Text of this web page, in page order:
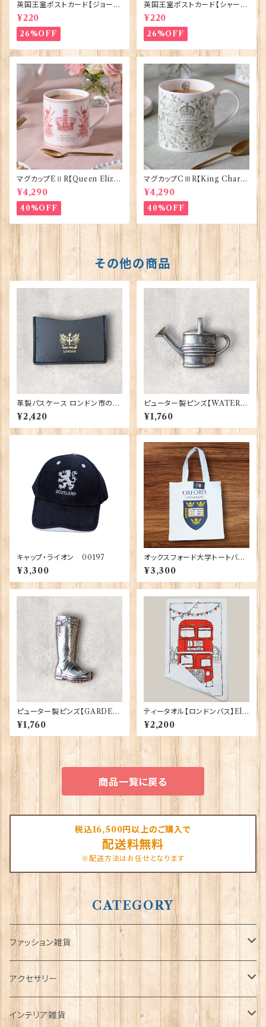
英国王室ポストカード【ジョージ
王子ご誕生】Pageantry Post
card 90183-JEF100
¥220
26%OFF
英国王室ポストカード【シャーロ
ット王女2】Pageantry Postca
rd 90183-JEF202
¥220
26%OFF
マグカップEⅡR【Queen Eliza
bethⅡ Commemorative】Vi
ctoria Eggs 50126
¥4,290
40%OFF
マグカップCⅢR【King Charle
sⅢ Coronation】Victoria E
ggs 50127
¥4,290
40%OFF
その他の商品
革製パスケース ロンドン市の紋
章入り【Black】R.C.Brady 90
381-Black
¥2,420
ピューター製ピンズ【WATERI
NG CAN】Cadogan 90166-
XWTP165
¥1,760
キャップ・ライオン 00197
¥3,300
オックスフォード大学トートバッ
グ Elgate Products 90378
¥3,300
ピューター製ピンズ【GARDEN
BOOT】Cadogan 90166-X
WTP166
¥1,760
ティータオル【ロンドンバス】Elg
ate Products 50001-S（702
71）
¥2,200
商品一覧に戻る
税込16,500円以上のご購入で
配送料無料
※配送方法はお任せとなります
CATEGORY
ファッション雑貨
タータンネクタイ
帽子
アクセサリー
ORTAK
インテリア雑貨